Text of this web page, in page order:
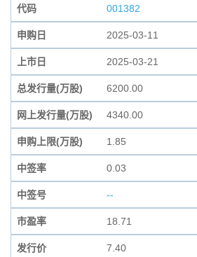
代码 001382
申购日 2025-03-11
上市日 2025-03-21
总发行量(万股) 6200.00
网上发行量(万股) 4340.00
申购上限(万股) 1.85
中签率 0.03
中签号 --
市盈率 18.71
发行价 7.40